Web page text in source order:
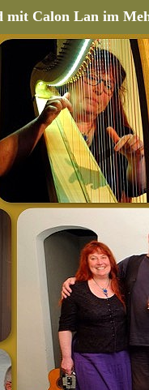
mit Calon Lan im